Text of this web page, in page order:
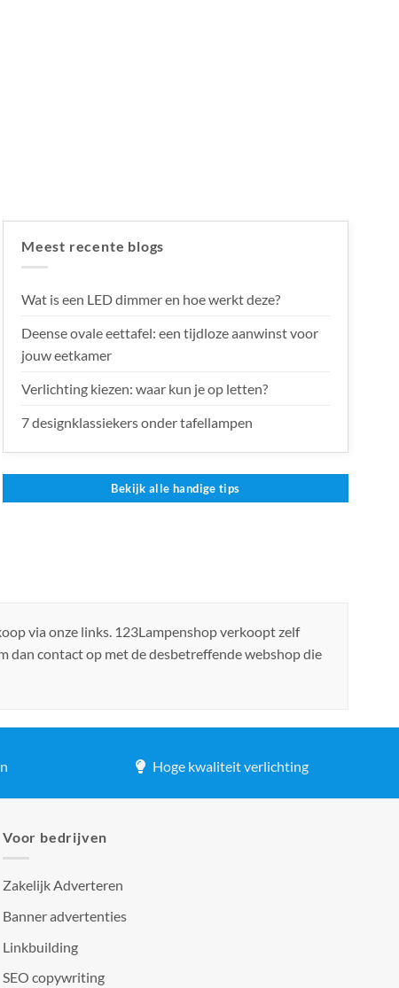
Meest recente blogs
Wat is een LED dimmer en hoe werkt deze?
Deense ovale eettafel: een tijdloze aanwinst voor
jouw eetkamer
Verlichting kiezen: waar kun je op letten?
7 designklassiekers onder tafellampen
Bekijk alle handige tips
via onze links. 123Lampenshop verkoopt zelf
dan contact op met de desbetreffende webshop die
Hoge kwaliteit verlichting
Voor bedrijven
Zakelijk Adverteren
Banner advertenties
Linkbuilding
SEO copywriting